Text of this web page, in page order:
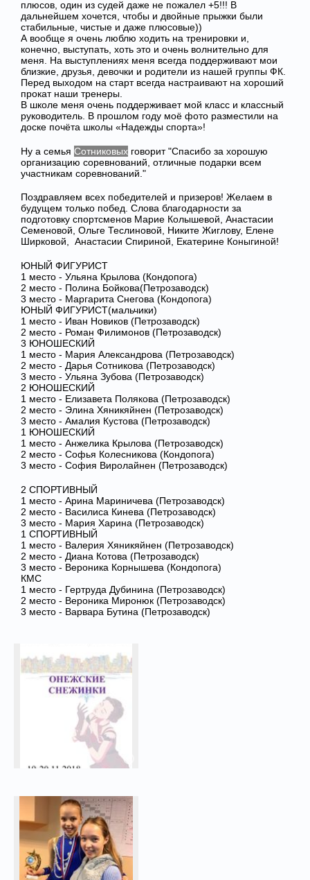
плюсов, один из судей даже не пожалел +5!!! В
дальнейшем хочется, чтобы и двойные прыжки были
стабильные, чистые и даже плюсовые))
А вообще я очень люблю ходить на тренировки и,
конечно, выступать, хоть это и очень волнительно для
меня. На выступлениях меня всегда поддерживают мои
близкие, друзья, девочки и родители из нашей группы ФК.
Перед выходом на старт всегда настраивают на хороший
прокат наши тренеры.
В школе меня очень поддерживает мой класс и классный
руководитель. В прошлом году моё фото разместили на
доске почёта школы «Надежды спорта»!
Ну а семья Сотниковых говорит "Спасибо за хорошую
организацию соревнований, отличные подарки всем
участникам соревнований."
Поздравляем всех победителей и призеров! Желаем в
будущем только побед. Слова благодарности за
подготовку спортсменов Марие Колышевой, Анастасии
Семеновой, Ольге Теслиновой, Никите Жиглову, Елене
Ширковой, Анастасии Спириной, Екатерине Коныгиной!
ЮНЫЙ ФИГУРИСТ
1 место - Ульяна Крылова (Кондопога)
2 место - Полина Бойкова(Петрозаводск)
3 место - Маргарита Снегова (Кондопога)
ЮНЫЙ ФИГУРИСТ(мальчики)
1 место - Иван Новиков (Петрозаводск)
2 место - Роман Филимонов (Петрозаводск)
3 ЮНОШЕСКИЙ
1 место - Мария Александрова (Петрозаводск)
2 место - Дарья Сотникова (Петрозаводск)
3 место - Ульяна Зубова (Петрозаводск)
2 ЮНОШЕСКИЙ
1 место - Елизавета Полякова (Петрозаводск)
2 место - Элина Хяникяйнен (Петрозаводск)
3 место - Амалия Кустова (Петрозаводск)
1 ЮНОШЕСКИЙ
1 место - Анжелика Крылова (Петрозаводск)
2 место - Софья Колесникова (Кондопога)
3 место - София Виролайнен (Петрозаводск)
2 СПОРТИВНЫЙ
1 место - Арина Мариничева (Петрозаводск)
2 место - Василиса Кинева (Петрозаводск)
3 место - Мария Харина (Петрозаводск)
1 СПОРТИВНЫЙ
1 место - Валерия Хяникяйнен (Петрозаводск)
2 место - Диана Котова (Петрозаводск)
3 место - Вероника Корнышева (Кондопога)
КМС
1 место - Гертруда Дубинина (Петрозаводск)
2 место - Вероника Миронюк (Петрозаводск)
3 место - Варвара Бутина (Петрозаводск)